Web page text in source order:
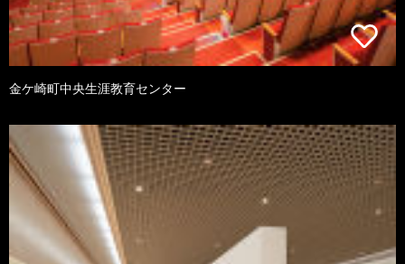
金ケ崎町中央生涯教育センター